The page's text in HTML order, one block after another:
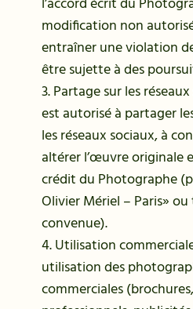
modification non
entraîner une violation
être sujette à des
3. Partage sur les
est autorisé à partager
les réseaux sociaux, à
altérer l’œuvre originale
crédit du Photographe
Olivier Mériel – Paris»
convenue).
4. Utilisation
utilisation des
commerciales